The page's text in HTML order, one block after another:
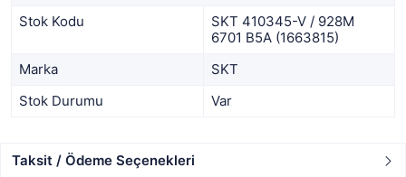
Stok Kodu
SKT 410345-V / 928M
6701 B5A (1663815)
Marka
SKT
Stok Durumu
Var
Taksit / Ödeme Seçenekleri